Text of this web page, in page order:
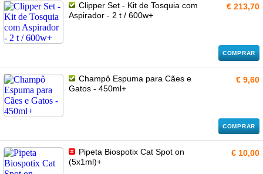
Clipper Set - Kit de Tosquia com
Aspirador - 2 t / 600w+
€ 213,70
COMPRAR
Champô Espuma para Cães e
Gatos - 450ml+
€ 9,60
COMPRAR
Pipeta Biospotix Cat Spot on
(5x1ml)+
€ 10,00